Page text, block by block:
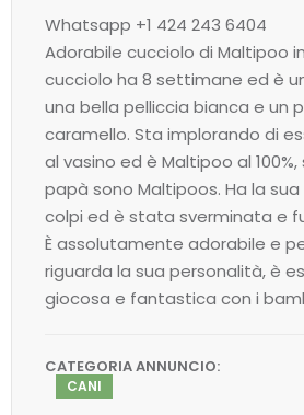
Whatsapp +1 424 243 6404
Adorabile cucciolo di Maltipoo
cucciolo ha 8 settimane ed è
una bella pelliccia bianca e un
caramello. Sta implorando di
al vasino ed è Maltipoo al
papà sono Maltipoos. Ha la
colpi ed è stata sverminata e
È assolutamente adorabile e
riguarda la sua personalità, è
giocosa e fantastica con i
CATEGORIA ANNUNCIO:
CANI